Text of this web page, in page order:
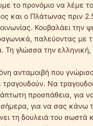
το προνόμιο να λέμε
ο Πλάτωνας πριν
Κουβαλάει την
παλεύοντας με
γλώσσα την ελληνική,
ανταμοιβή που
Να
προσπάθεια, για
για να σας κάνω
τη δουλειά του σωστά